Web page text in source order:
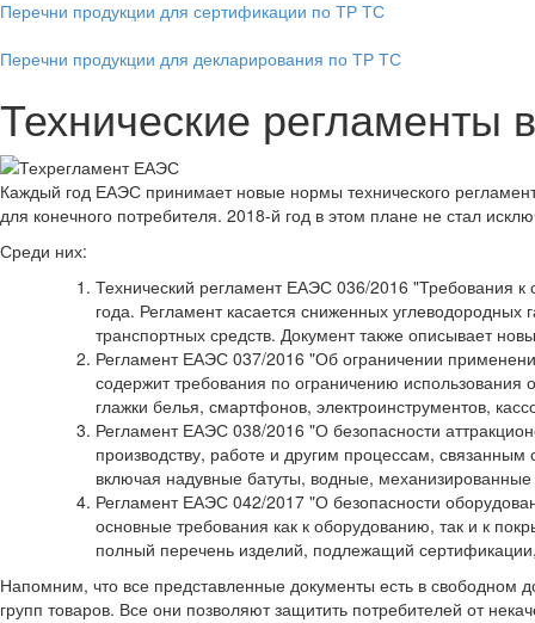
Перечни продукции для сертификации по ТР ТС
Перечни продукции для декларирования по ТР ТС
Технические регламенты
Каждый год ЕАЭС принимает новые нормы технического
для конечного потребителя. 2018-й год в этом плане не стал
Среди них:
Технический регламент ЕАЭС 036/2016 "Требования к
года. Регламент касается сниженных
транспортных средств. Документ также описывает
Регламент ЕАЭС 037/2016 "Об ограничении
содержит требования по ограничению использования
глажки белья, смартфонов, электроинструментов,
Регламент ЕАЭС 038/2016 "О безопасности
производству, работе и другим процессам,
включая надувные батуты, водные, механизированные
Регламент ЕАЭС 042/2017 "О безопасности
основные требования как к оборудованию, так и к
полный перечень изделий, подлежащий
Напомним, что все представленные документы есть в свободном
групп товаров. Все они позволяют защитить потребителей от